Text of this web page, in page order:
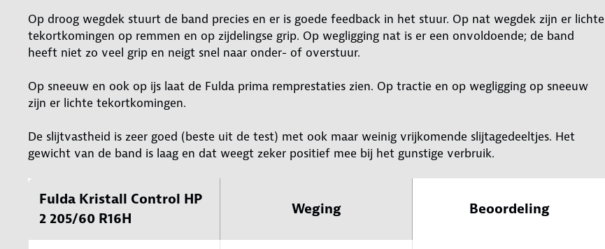
Op droog wegdek stuurt de band precies en er is goede feedback in het stuur. Op nat wegdek zijn er lichte
tekortkomingen op remmen en op zijdelingse grip. Op wegligging nat is er een onvoldoende; de band
heeft niet zo veel grip en neigt snel naar onder- of overstuur.
Op sneeuw en ook op ijs laat de Fulda prima remprestaties zien. Op tractie en op wegligging op sneeuw
zijn er lichte tekortkomingen.
De slijtvastheid is zeer goed (beste uit de test) met ook maar weinig vrijkomende slijtagedeeltjes. Het
gewicht van de band is laag en dat weegt zeker positief mee bij het gunstige verbruik.
Fulda Kristall Control HP
2 205/60 R16H
Weging Beoordeling